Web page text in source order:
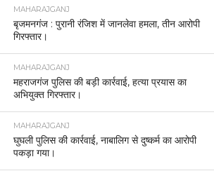
MAHARAJGANJ
बृजमनगंज : पुरानी रंजिश में जानलेवा हमला, तीन आरोपी
गिरफ्तार।
MAHARAJGANJ
महराजगंज पुलिस की बड़ी कार्रवाई, हत्या प्रयास का
अभियुक्त गिरफ्तार।
MAHARAJGANJ
घुघली पुलिस की कार्रवाई, नाबालिग से दुष्कर्म का आरोपी
पकड़ा गया।